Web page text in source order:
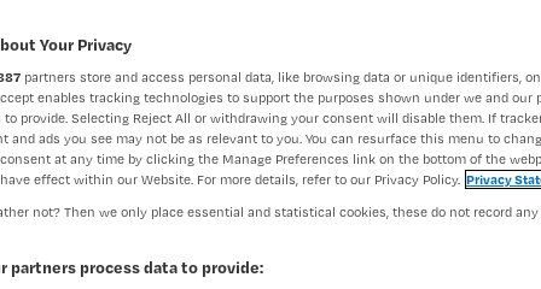
Auteur:Francine Aarts9 juni 2017
Your Privacy
partners store and access personal data, like browsing data or unique identifiers,
enables tracking technologies to support the purposes shown under we and our
to provide. Selecting Reject All or withdrawing your consent will disable them. If
and ads you see may not be as relevant to you. You can resurface this menu to
at any time by clicking the Manage Preferences link on the bottom of the
effect within our Website. For more details, refer to our Privacy Policy. Privacy
not? Then we only place essential and statistical cookies, these do not record
partners process data to provide: